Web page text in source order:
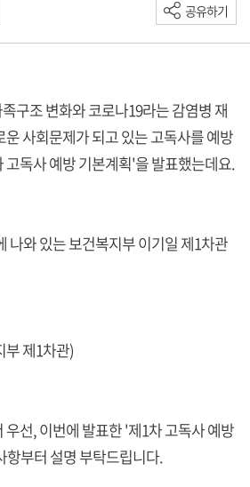
공유하기
구조 변화와 코로나19라는 감염병 재
사회문제가 되고 있는 고독사를 예방
고독사 예방 기본계획'을 발표했는데요.
나와 있는 보건복지부 이기일 제1차관
부 제1차관)
선, 이번에 발표한 '제1차 고독사 예방
부터 설명 부탁드립니다.